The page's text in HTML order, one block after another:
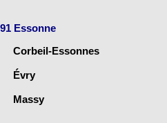
91 Essonne
Corbeil-Essonnes
Évry
Massy